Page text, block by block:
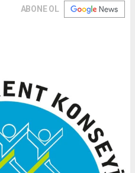
ABONE OL